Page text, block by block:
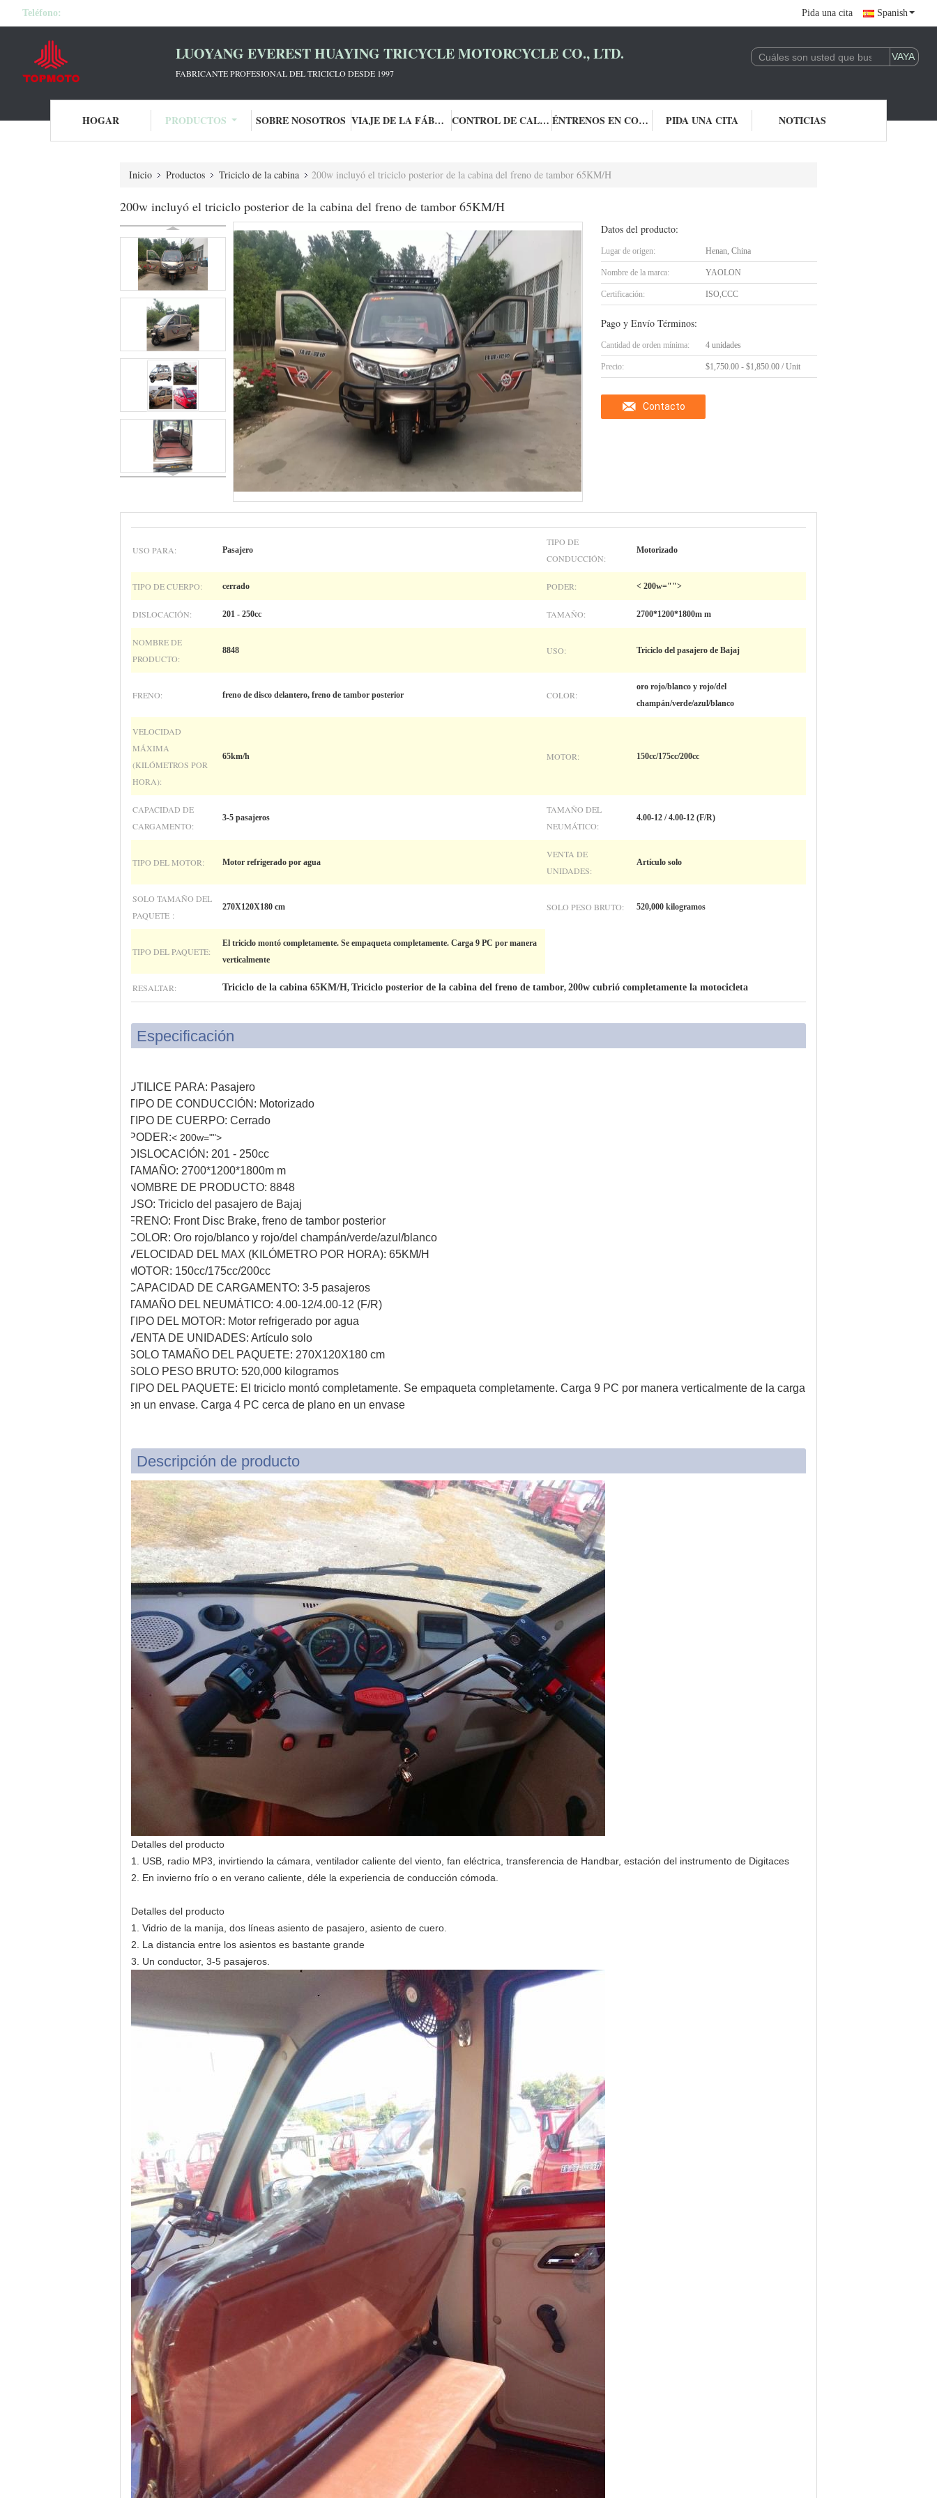
Teléfono: Pida una cita Spanish
LUOYANG EVEREST HUAYING TRICYCLE MOTORCYCLE CO., LTD.
FABRICANTE PROFESIONAL DEL TRICICLO DESDE 1997
HOGAR PRODUCTOS SOBRE NOSOTROS VIAJE DE LA FÁBRICA CONTROL DE CALIDAD ÉNTRENOS EN CONTACTO CON PIDA UNA CITA NOTICIAS
Inicio Productos Triciclo de la cabina 200w incluyó el triciclo posterior de la cabina del freno de tambor 65KM/H
200w incluyó el triciclo posterior de la cabina del freno de tambor 65KM/H
Datos del producto:
Lugar de origen: Henan, China
Nombre de la marca: YAOLON
Certificación: ISO,CCC
Pago y Envío Términos:
Cantidad de orden mínima: 4 unidades
Precio: $1,750.00 - $1,850.00 / Unit
Contacto
USO PARA: Pasajero
TIPO DE
CONDUCCIÓN:
Motorizado
TIPO DE CUERPO: cerrado PODER: < 200w="">
DISLOCACIÓN: 201 - 250cc TAMAÑO: 2700*1200*1800m m
NOMBRE DE
PRODUCTO:
8848 USO: Triciclo del pasajero de Bajaj
FRENO: freno de disco delantero, freno de tambor posterior COLOR:
oro rojo/blanco y rojo/del
champán/verde/azul/blanco
VELOCIDAD
MÁXIMA
(KILÓMETROS POR
HORA):
65km/h MOTOR: 150cc/175cc/200cc
CAPACIDAD DE
CARGAMENTO:
3-5 pasajeros
TAMAÑO DEL
NEUMÁTICO:
4.00-12 / 4.00-12 (F/R)
TIPO DEL MOTOR: Motor refrigerado por agua
VENTA DE
UNIDADES:
Artículo solo
SOLO TAMAÑO DEL
PAQUETE :
270X120X180 cm SOLO PESO BRUTO: 520,000 kilogramos
TIPO DEL PAQUETE:
El triciclo montó completamente. Se empaqueta completamente. Carga 9 PC por manera
verticalmente
RESALTAR: Triciclo de la cabina 65KM/H, Triciclo posterior de la cabina del freno de tambor, 200w cubrió completamente la motocicleta
Especificación
UTILICE PARA: Pasajero
TIPO DE CONDUCCIÓN: Motorizado
TIPO DE CUERPO: Cerrado
PODER:< 200w="">
DISLOCACIÓN: 201 - 250cc
TAMAÑO: 2700*1200*1800m m
NOMBRE DE PRODUCTO: 8848
USO: Triciclo del pasajero de Bajaj
FRENO: Front Disc Brake, freno de tambor posterior
COLOR: Oro rojo/blanco y rojo/del champán/verde/azul/blanco
VELOCIDAD DEL MAX (KILÓMETRO POR HORA): 65KM/H
MOTOR: 150cc/175cc/200cc
CAPACIDAD DE CARGAMENTO: 3-5 pasajeros
TAMAÑO DEL NEUMÁTICO: 4.00-12/4.00-12 (F/R)
TIPO DEL MOTOR: Motor refrigerado por agua
VENTA DE UNIDADES: Artículo solo
SOLO TAMAÑO DEL PAQUETE: 270X120X180 cm
SOLO PESO BRUTO: 520,000 kilogramos
TIPO DEL PAQUETE: El triciclo montó completamente. Se empaqueta completamente. Carga 9 PC por manera verticalmente de la carga
en un envase. Carga 4 PC cerca de plano en un envase
Descripción de producto
Detalles del producto
1. USB, radio MP3, invirtiendo la cámara, ventilador caliente del viento, fan eléctrica, transferencia de Handbar, estación del instrumento de Digitaces
2. En invierno frío o en verano caliente, déle la experiencia de conducción cómoda.
Detalles del producto
1. Vidrio de la manija, dos líneas asiento de pasajero, asiento de cuero.
2. La distancia entre los asientos es bastante grande
3. Un conductor, 3-5 pasajeros.